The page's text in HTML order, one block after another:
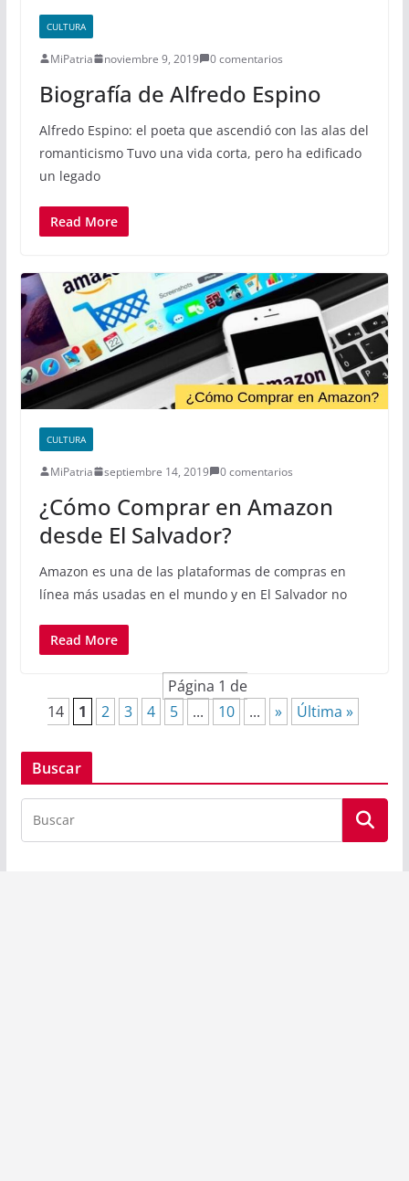
CULTURA
MiPatria noviembre 9, 2019 0 comentarios
Biografía de Alfredo Espino
Alfredo Espino: el poeta que ascendió con las alas del
romanticismo Tuvo una vida corta, pero ha edificado
un legado
Read More
CULTURA
MiPatria septiembre 14, 2019 0 comentarios
¿Cómo Comprar en Amazon
desde El Salvador?
Amazon es una de las plataformas de compras en
línea más usadas en el mundo y en El Salvador no
Read More
Página 1 de
14
1 2 3 4 5 ... 10 ... » Última »
Buscar